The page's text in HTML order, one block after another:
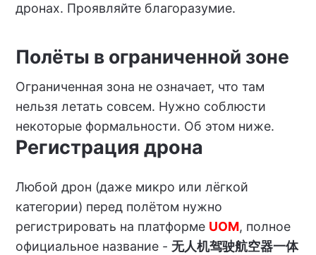
дронах. Проявляйте благоразумие.
Полёты в ограниченной зоне
Ограниченная зона не означает, что там
нельзя летать совсем. Нужно соблюсти
некоторые формальности. Об этом ниже.
Регистрация дрона
Любой дрон (даже микро или лёгкой
категории) перед полётом нужно
регистрировать на платформе UOM, полное
официальное название - 无人机驾驶航空器一体